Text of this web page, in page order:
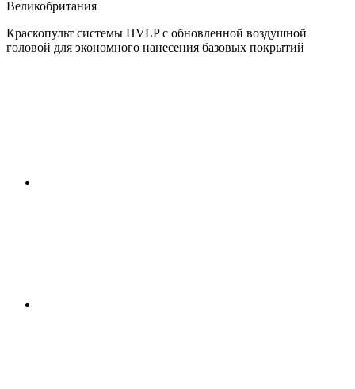
Великобритания
Краскопульт системы HVLP с обновленной воздушной
головой для экономного нанесения базовых покрытий